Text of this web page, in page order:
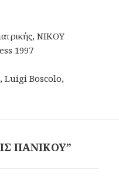
ΝΙΚΟΥ
1997
Luigi Boscolo,
ΠΑΝΙΚΟΥ”